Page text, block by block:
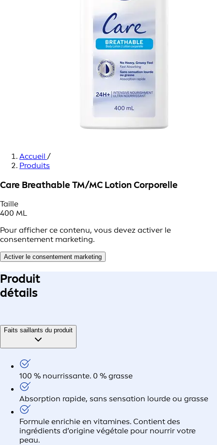
Accueil /
Produits
Care Breathable TM/MC Lotion Corporelle
Taille
400 ML
Pour afficher ce contenu, vous devez activer le
consentement marketing.
Activer le consentement marketing
Produit
détails
Faits saillants du produit
100 % nourrissante. 0 % grasse
Absorption rapide, sans sensation lourde ou grasse
Formule enrichie en vitamines. Contient des
ingrédients d’origine végétale pour nourrir votre
peau.